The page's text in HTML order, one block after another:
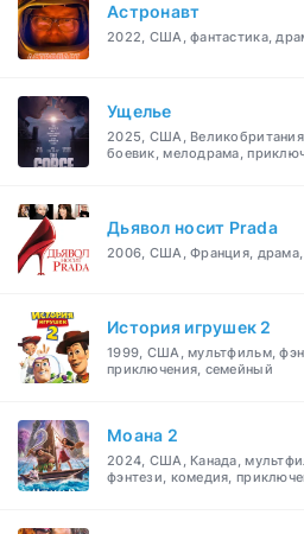
Астронавт
2022, США, фантастика,
Ущелье
2025, США,
боевик, мелодрама,
Дьявол носит Prada
2006, США, Франция, драма,
История игрушек 2
1999, США, мультфильм,
приключения, семейный
Моана 2
2024, США, Канада,
фэнтези, комедия,